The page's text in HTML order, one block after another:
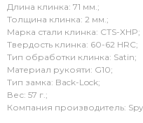
Длина клинка: 71 мм.;
Толщина клинка: 2 мм.;
Марка стали клинка: CTS-XHP;
Твердость клинка: 60-62 HRC;
Тип обработки клинка: Satin;
Материал рукояти: G10;
Тип замка: Back-Lock;
Вес: 57 г.;
Компания производитель: